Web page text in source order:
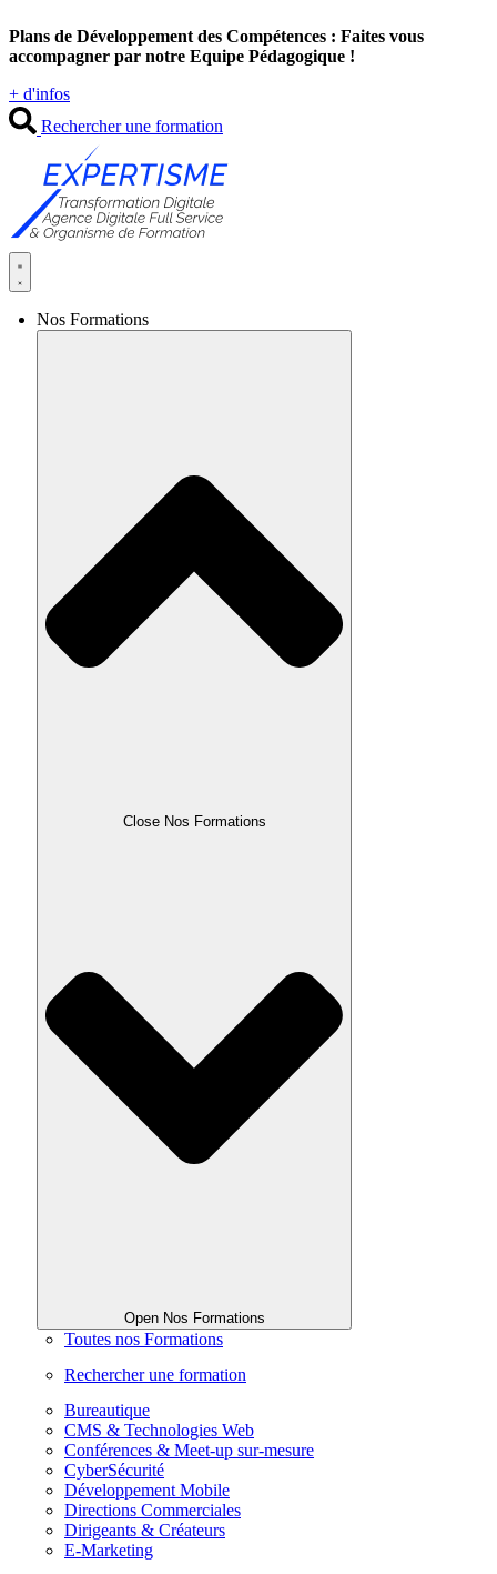
au
contenu
Plans de Développement des Compétences : Faites vous
accompagner par notre Equipe Pédagogique !
+ d'infos
Rechercher une formation
Nos Formations
Close Nos Formations
Open Nos Formations
Toutes nos Formations
Rechercher une formation
Bureautique
CMS & Technologies Web
Conférences & Meet-up sur-mesure
CyberSécurité
Développement Mobile
Directions Commerciales
Dirigeants & Créateurs
E-Marketing